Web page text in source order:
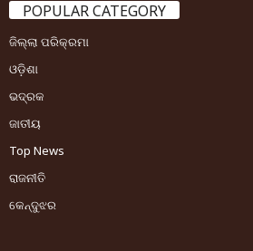
POPULAR CATEGORY
ଜିଲ୍ଲା ପରିକ୍ରମା
ଓଡ଼ିଶା
ଭଦ୍ରକ
ଜାତୀୟ
Top News
ରାଜନୀତି
କେନ୍ଦୁଝର